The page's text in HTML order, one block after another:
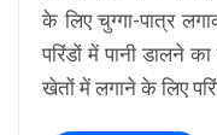
के लिए चुग्गा-पात्र
परिंडों में पानी डालने
खेतों में लगाने के लिए